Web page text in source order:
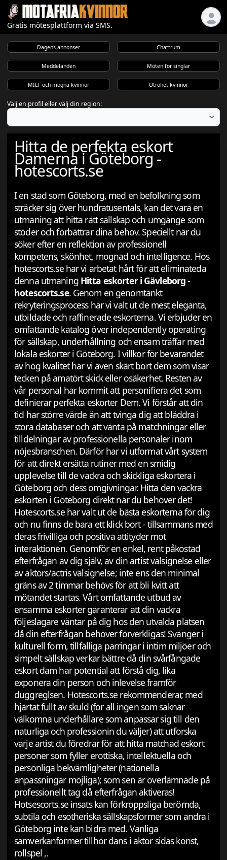
Gratis mötesplattform via SMS.
Dagens annonser Chattrum
Meddelanden Möten för singlar
MILF och mogna kvinnor Otrohet kvinnor
Välj en profil eller välj din region:
Hitta de perfekta eskort
Damerna i Göteborg -
hotescorts.se
I en stad som Göteborg, med en befolkning som
sträcker sig över hundratusentals, kan det vara en
utmaning att hitta rätt sällskap och umgänge som
stöder och förbättrar dina behov. Speciellt när du
söker efter en reflektion av professionell
kompetens, skönhet, mognad och intelligence. Hos
hotescorts.se har vi arbetat hårt för att eliminateda
denna utmaning Hitta eskorter i Gävleborg -
hotescorts.se. Genom en genomtänkt
rekryteringsprocess har vi valt ut de mest eleganta,
utbildade och raffinerade eskorterna. Vi erbjuder en
omfattande katalog över independently operating
för sällskap, underhållning och ensam träffar med
lokala eskorter i Göteborg. I villkor för bevarandet
av hög kvalitet har vi även skärt bort dem som visar
tecken på amatört skick eller osäkerhet. Resten av
vår personal har kommit att personifiera det som
definierar perfekta eskorter Dem. Vi förstår att din
tid har större värde än att tvinga dig att bläddra i
stora databaser och att vänta på matchningar eller
tilldelningar av professionella personaler inom
nöjesbranschen. Därför har vi utformat vårt system
för att direkt ersätta rutiner med en smidig
upplevelse till de vackra och skickliga eskortera i
Göteborg och dess omgivningar. Hitta den vackra
eskorten i Göteborg direkt när du behöver det!
Hotescorts.se har valt ut de bästa eskorterna för dig
och nu finns de bara ett klick bort - tillsammans med
deras frivilliga och positiva attityder mot
interaktionen. Genomför en enkel, rent påkostad
efterfrågan av dig själv, av din artist välsignelse eller
av aktörs/actris välsignelse; inte ens den minimal
gräns av 2 timmar behövs för att bli kvitt att
mötandet startas. Vårt omfattande utbud av
ensamma eskorter garanterar att din vackra
följeslagare väntar på dig hos den utvalda platsen
då din efterfrågan behöver förverkligas! Svänger i
kulturell form, tillfälliga parringar i intim miljöer och
simpelt sällskap verkar bättre då din svårfångade
eskort dam har potential att förstå dig, lika
exponera din person och inlevelse framför
duggreglsen. Hotescorts.se rekommenderar, med
hjärtat fullt av skuld (för all ingen som saknar
välkomna underhållare som anpassar sig till den
naturliga och professionin du väljer) att utforska
varje artist du föredrar för att hitta matchad eskort
personer som fyller erottiska, intellektuella och
personliga bekvämligheter (nationella
anpassningar möjliga); som sen är överlämnade på
professionellt tag då efterfrågan aktiveras!
Hotsescorts.se insats kan förkroppsliga berömda,
subtila och esotheriska sällskapsformer som andra i
Göteborg inte kan bidra med. Vanliga
samverkanformer tillhör dans i aktör sidas konst,
rollspel ,.